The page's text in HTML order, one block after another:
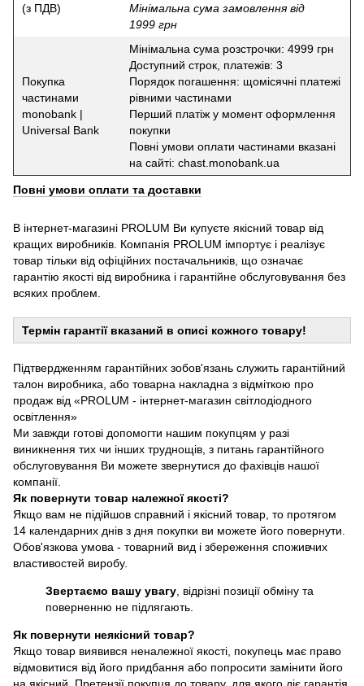
(з ПДВ)
Мінімальна сума замовлення від
1999 грн
Покупка
частинами
monobank |
Universal Bank
Мінімальна сума розстрочки: 4999 грн
Доступний строк, платежів: 3
Порядок погашення: щомісячні платежі
рівними частинами
Перший платіж у момент оформлення
покупки
Повні умови оплати частинами вказані
на сайті: chast.monobank.ua
Повні умови оплати та доставки
В інтернет-магазині PROLUM Ви купуєте якісний товар від
кращих виробників. Компанія PROLUM імпортує і реалізує
товар тільки від офіційних постачальників, що означає
гарантію якості від виробника і гарантійне обслуговування без
всяких проблем.
Термін гарантії вказаний в описі кожного товару!
Підтвердженням гарантійних зобов'язань служить гарантійний
талон виробника, або товарна накладна з відміткою про
продаж від «PROLUM - інтернет-магазин світлодіодного
освітлення»
Ми завжди готові допомогти нашим покупцям у разі
виникнення тих чи інших труднощів, з питань гарантійного
обслуговування Ви можете звернутися до фахівців нашої
компанії.
Як повернути товар належної якості?
Якщо вам не підійшов справний і якісний товар, то протягом
14 календарних днів з дня покупки ви можете його повернути.
Обов'язкова умова - товарний вид і збереження споживчих
властивостей виробу.
Звертаємо вашу увагу, відрізні позиції обміну та
поверненню не підлягають.
Як повернути неякісний товар?
Якщо товар виявився неналежної якості, покупець має право
відмовитися від його придбання або попросити замінити його